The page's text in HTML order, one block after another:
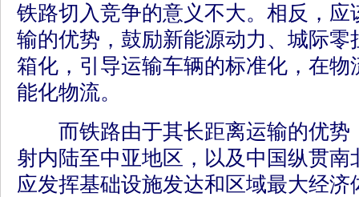
铁路切入竞争的意义不大。相反，应
输的优势，鼓励新能源动力、城际零
箱化，引导运输车辆的标准化，在物
能化物流。
而铁路由于其长距离运输的优势
射内陆至中亚地区，以及中国纵贯
应发挥基础设施发达和区域最大经